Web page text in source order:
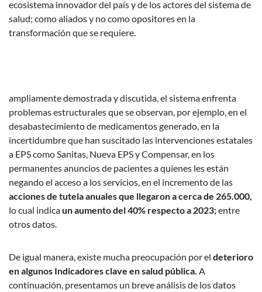
ecosistema innovador del país y de los actores del sistema de
salud; como aliados y no como opositores en la
transformación que se requiere.
ampliamente demostrada y discutida, el sistema enfrenta
problemas estructurales que se observan, por ejemplo, en el
desabastecimiento de medicamentos generado, en la
incertidumbre que han suscitado las intervenciones estatales
a EPS como Sanitas, Nueva EPS y Compensar, en los
permanentes anuncios de pacientes a quienes les están
negando el acceso a los servicios, en el incremento de las
acciones de tutela anuales que llegaron a cerca de 265.000,
lo cual indicaun aumento del 40% respecto a 2023;entre
otros datos.
De igual manera, existe mucha preocupación por el deterioro
en algunos Indicadores clave en salud pública. A
continuación, presentamos un breve análisis de los datos